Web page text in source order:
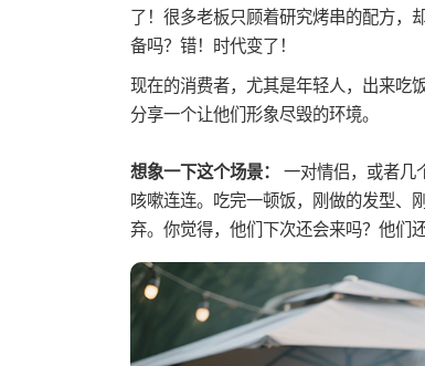
了！很多老板只顾着研究烤串的配方，
备吗？错！时代变了！
现在的消费者，尤其是年轻人，出来吃
分享一个让他们形象尽毁的环境。
想象一下这个场景：
一对情侣，或者几
咳嗽连连。吃完一顿饭，刚做的发型、
弃。你觉得，他们下次还会来吗？他们